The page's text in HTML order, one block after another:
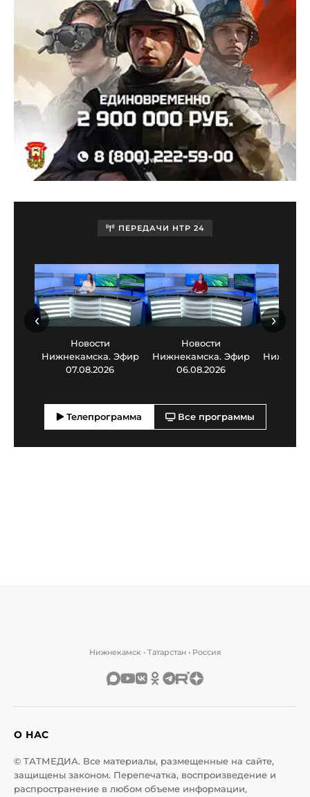
ПЕРЕДАЧИ НТР 24
Новости
Нижнекамска. Эфир
07.08.2026
Новости
Нижнекамска. Эфир
06.08.2026
‹ ›
Телепрограмма Все программы
Нижнекамск • Татарстан • Россия
О НАС
© ТАТМЕДИА. Все материалы, размещенные на сайте,
защищены законом. Перепечатка, воспроизведение и
распространение в любом объеме информации,